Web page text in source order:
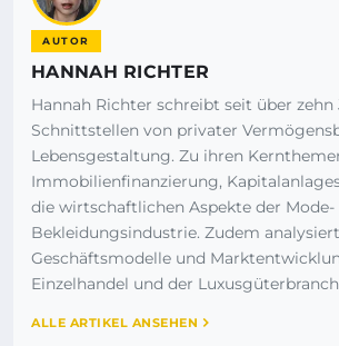
AUTOR
HANNAH RICHTER
Hannah Richter schreibt seit über zehn
Schnittstellen von privater
Lebensgestaltung. Zu ihren
Immobilienfinanzierung,
die wirtschaftlichen Aspekte der Mode-
Bekleidungsindustrie. Zudem
Geschäftsmodelle und
Einzelhandel und der
ALLE ARTIKEL ANSEHEN